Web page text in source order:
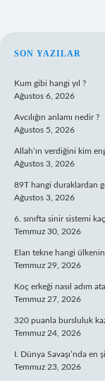
SON YAZILAR
Kum gibi hangi yıl ?
Ağustos 6, 2026
Avcılığın anlamı nedir ?
Ağustos 5, 2026
Allah’ın verdiğini kim
Ağustos 3, 2026
89T hangi duraklardan
Ağustos 3, 2026
6. sınıfta sinir sistemi
Temmuz 30, 2026
Elan tekne hangi ülkenin
Temmuz 29, 2026
Koç erkeği nasıl adım
Temmuz 27, 2026
320 puanla bursluluk
Temmuz 24, 2026
I. Dünya Savaşı’nda en
Temmuz 23, 2026